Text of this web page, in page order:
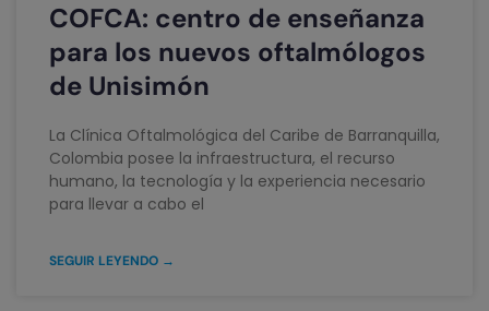
COFCA: centro de enseñanza
para los nuevos oftalmólogos
de Unisimón
La Clínica Oftalmológica del Caribe de Barranquilla,
Colombia posee la infraestructura, el recurso
humano, la tecnología y la experiencia necesario
para llevar a cabo el
SEGUIR LEYENDO →